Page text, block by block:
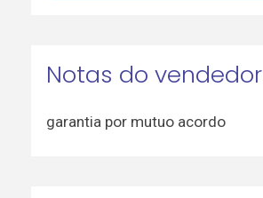
Notas do vendedor
garantia por mutuo acordo